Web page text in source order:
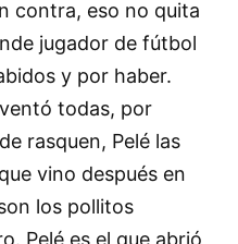
contra, eso no quita
jugador de fútbol
y por haber.
todas, por
rasquen, Pelé las
vino después en
los pollitos
Pelé es el que abrió